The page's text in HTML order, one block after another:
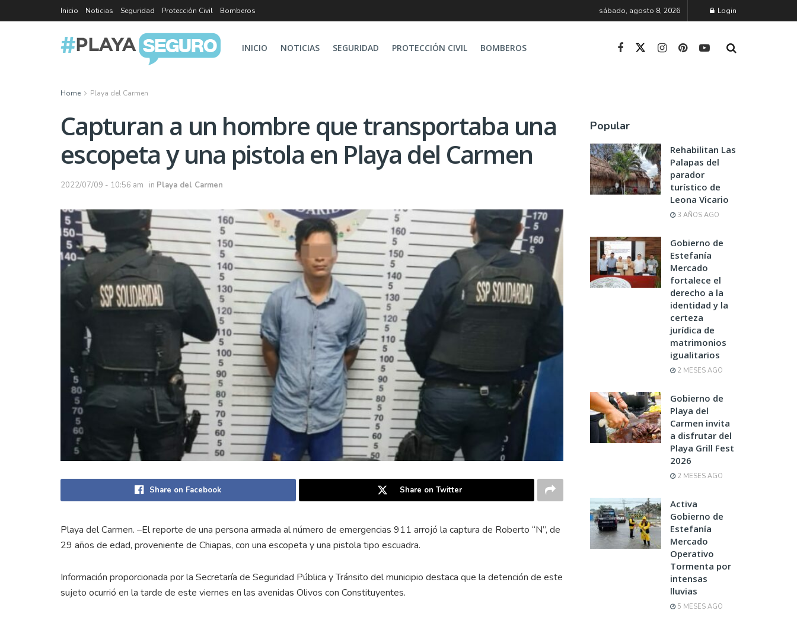
Inicio Noticias Seguridad Protección Civil Bomberos sábado, agosto 8, 2026 Login
INICIO NOTICIAS SEGURIDAD PROTECCIÓN CIVIL BOMBEROS
Home Playa del Carmen
Capturan a un hombre que transportaba una
escopeta y una pistola en Playa del Carmen
2022/07/09 - 10:56 am in Playa del Carmen
Share on Facebook Share on Twitter
Playa del Carmen. –El reporte de una persona armada al número de emergencias 911 arrojó la captura de Roberto “N”, de
29 años de edad, proveniente de Chiapas, con una escopeta y una pistola tipo escuadra.
Información proporcionada por la Secretaría de Seguridad Pública y Tránsito del municipio destaca que la detención de este
sujeto ocurrió en la tarde de este viernes en las avenidas Olivos con Constituyentes.
Popular
Rehabilitan Las
Palapas del
parador
turístico de
Leona Vicario
3 AÑOS AGO
Gobierno de
Estefanía
Mercado
fortalece el
derecho a la
identidad y la
certeza
jurídica de
matrimonios
igualitarios
2 MESES AGO
Gobierno de
Playa del
Carmen invita
a disfrutar del
Playa Grill Fest
2026
2 MESES AGO
Activa
Gobierno de
Estefanía
Mercado
Operativo
Tormenta por
intensas
lluvias
5 MESES AGO